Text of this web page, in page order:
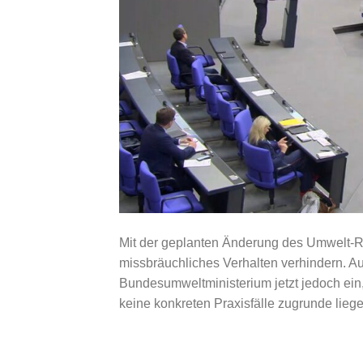
Mit der geplanten Änderung des
missbräuchliches Verhalten verhindern.
Bundesumweltministerium jetzt jedoch
keine konkreten Praxisfälle zugrunde